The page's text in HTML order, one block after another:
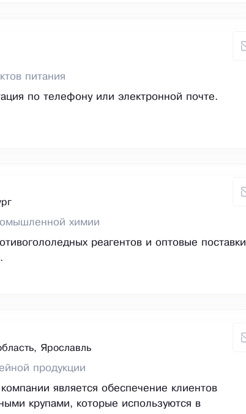
питания
по телефону или электронной почте.
химии
реагентов и оптовые поставки
Ярославль
продукции
является обеспечение клиентов
крупами, которые используются в